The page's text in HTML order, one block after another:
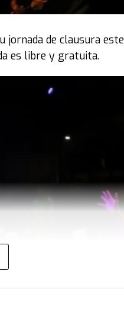
jornada de clausura este
es libre y gratuita.